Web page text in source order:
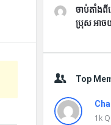
ចាប់តាំងពី
ប្រុស អាច
Top
1k